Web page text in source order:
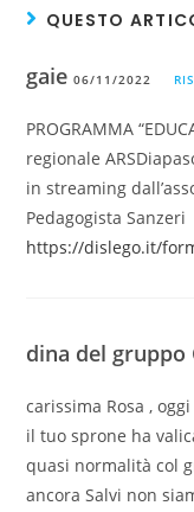
QUESTO
gaie06/11/2022
PROGRAMMA
regionale
in streaming
Pedagogista Sanzeri
https://dislego.it/
dina del gruppo
carissima Rosa ,
il tuo sprone ha
quasi normalità col
ancora Salvi non